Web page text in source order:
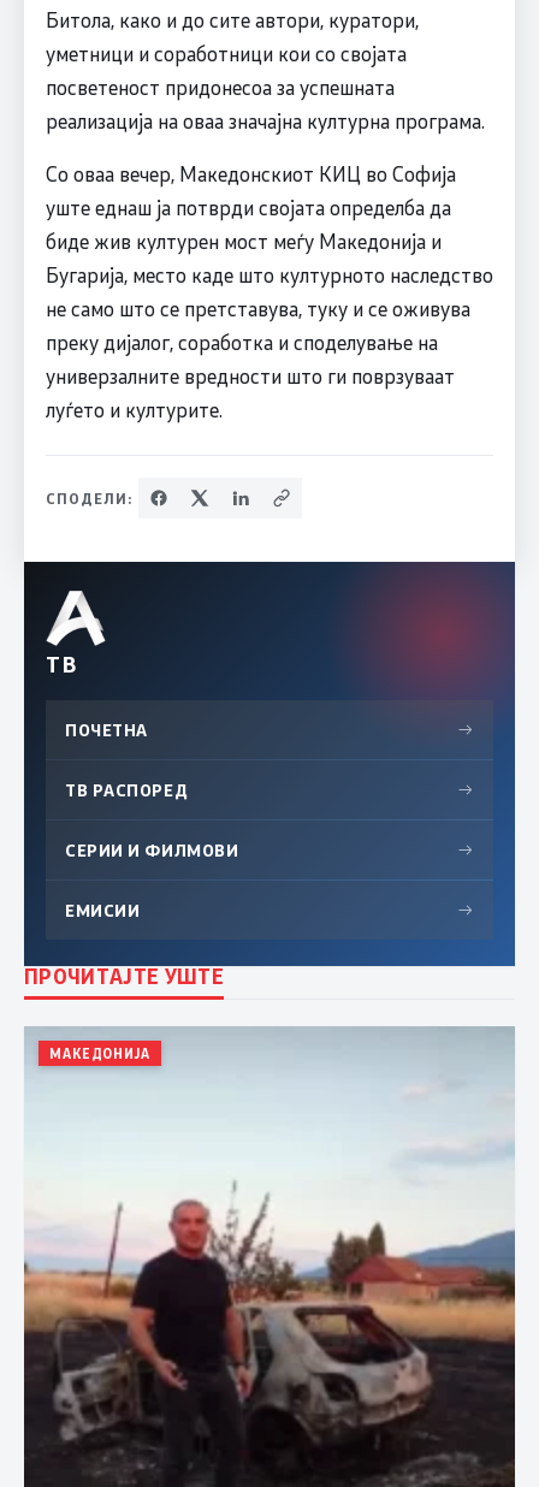
Битола, како и до сите автори, куратори,
уметници и соработници кои со својата
посветеност придонесоа за успешната
реализација на оваа значајна културна програма.
Со оваа вечер, Македонскиот КИЦ во Софија
уште еднаш ја потврди својата определба да
биде жив културен мост меѓу Македонија и
Бугарија, место каде што културното наследство
не само што се претставува, туку и се оживува
преку дијалог, соработка и споделување на
универзалните вредности што ги поврзуваат
луѓето и културите.
СПОДЕЛИ:
ТВ
ПОЧЕТНА →
ТВ РАСПОРЕД →
СЕРИИ И ФИЛМОВИ →
ЕМИСИИ →
ПРОЧИТАЈТЕ УШТЕ
МАКЕДОНИЈА